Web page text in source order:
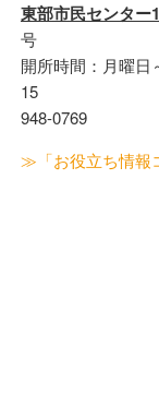
東部市民センター
開所時間：月曜
15 電話
948-0769
≫「お役立ち情報